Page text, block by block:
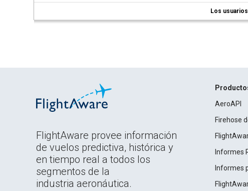
Los
FlightAware provee información
de vuelos predictiva, histórica y
en tiempo real a todos los
segmentos de la
industria aeronáutica.
AeroAPI
Firehose
Informes
Informes